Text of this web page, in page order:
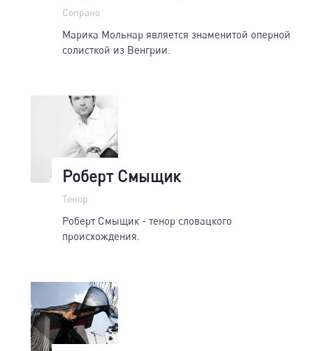
Сопрано
Марика Мольнар является знаменитой оперной
солисткой из Венгрии.
Роберт Смыщик
Тенор
Роберт Смыщик - тенор словацкого
происхождения.